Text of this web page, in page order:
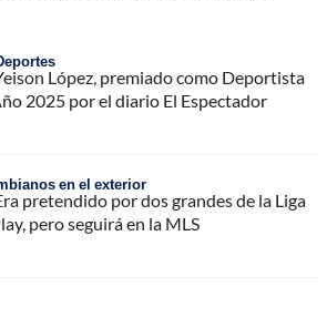
López, premiado como Deportista
2025 por el diario El Espectador
en el exterior
pretendido por dos grandes de la Liga
pero seguirá en la MLS